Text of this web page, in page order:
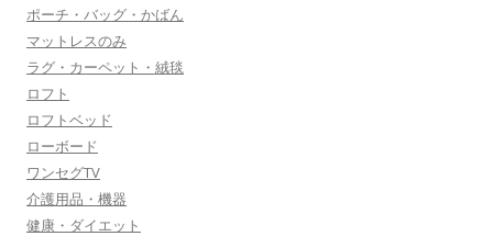
ポーチ・バッグ・かばん
マットレスのみ
ラグ・カーペット・絨毯
ロフト
ロフトベッド
ローボード
ワンセグTV
介護用品・機器
健康・ダイエット